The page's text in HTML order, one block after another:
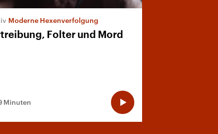
Moderne Hexenverfolgung
Folter und Mord
Minuten